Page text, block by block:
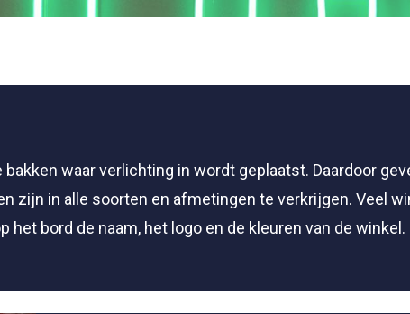
waar verlichting in wordt geplaatst. Daardoor
zijn in alle soorten en afmetingen te verkrijgen. Veel
het bord de naam, het logo en de kleuren van de winkel.